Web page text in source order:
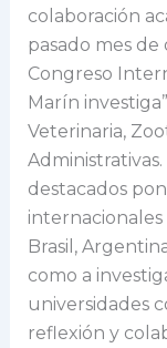
colaboración
pasado mes
Congreso
Marín
Veterinaria,
destacados
Brasil,
como a
universidades
reflexión y